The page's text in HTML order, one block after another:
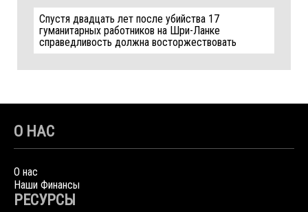
Спустя двадцать лет после убийства 17
гуманитарных работников на Шри-Ланке
справедливость должна восторжествовать
О НАС
О нас
Наши Финансы
РЕСУРСЫ